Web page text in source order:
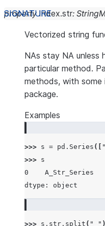
property Index.str:
Vectorized string
NAs stay NA unless
particular method.
methods, with some
package.
Examples
>>> s = pd . Series ([
>>> s
0    A_Str_Series
dtype: object
>>> s . str . split ( "_" )